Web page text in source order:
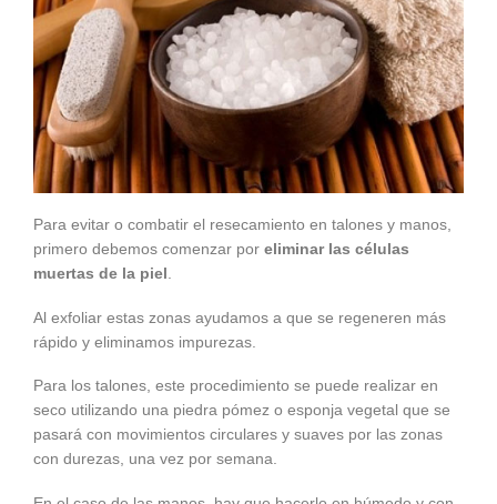
Para evitar o combatir el resecamiento en talones y manos,
primero debemos comenzar por eliminar las células
muertas de la piel.
Al exfoliar estas zonas ayudamos a que se regeneren más
rápido y eliminamos impurezas.
Para los talones, este procedimiento se puede realizar en
seco utilizando una piedra pómez o esponja vegetal que se
pasará con movimientos circulares y suaves por las zonas
con durezas, una vez por semana.